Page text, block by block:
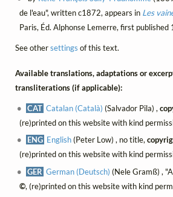
de l'eau", written c1872, appears in Les
Paris, Éd. Alphonse Lemerre, first published
See othersettings of this text.
Available translations, adaptations or
transliterations (if applicable):
CAT Catalan (Català) (Salvador Pila) ,
(re)printed on this website with kind
ENG English(Peter Low) , no title,
(re)printed on this website with kind
GER German (Deutsch) (Nele Gramß) ,
©, (re)printed on this website with kind